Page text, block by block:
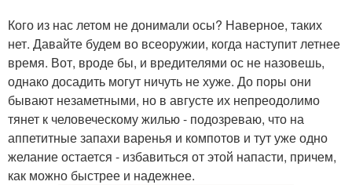
Кого из нас летом не донимали осы? Наверное, таких
нет. Давайте будем во всеоружии, когда наступит летнее
время. Вот, вроде бы, и вредителями ос не назовешь,
однако досадить могут ничуть не хуже. До поры они
бывают незаметными, но в августе их непреодолимо
тянет к человеческому жилью - подозреваю, что на
аппетитные запахи варенья и компотов и тут уже одно
желание остается - избавиться от этой напасти, причем,
как можно быстрее и надежнее.